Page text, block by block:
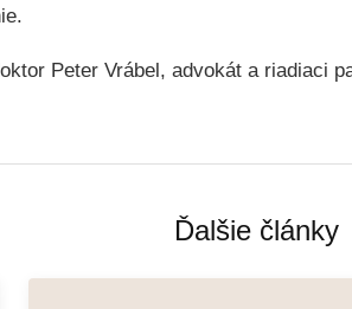
Peter Vrábel, advokát a riadiaci
Ďalšie články